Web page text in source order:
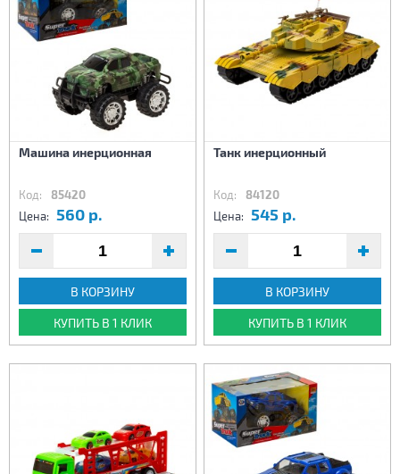
Машина инерционная
Код: 85420
Цена: 560 р.
В КОРЗИНУ
КУПИТЬ В 1 КЛИК
Танк инерционный
Код: 84120
Цена: 545 р.
В КОРЗИНУ
КУПИТЬ В 1 КЛИК